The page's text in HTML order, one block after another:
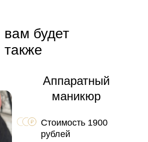
будет
также
Аппаратный
маникюр
Стоимость 1900
рублей